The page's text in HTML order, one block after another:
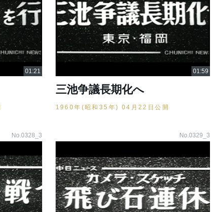
三池争議長期化へ
1960年(昭和35年) 04月22日公開
No.0328_3 No.0329_3